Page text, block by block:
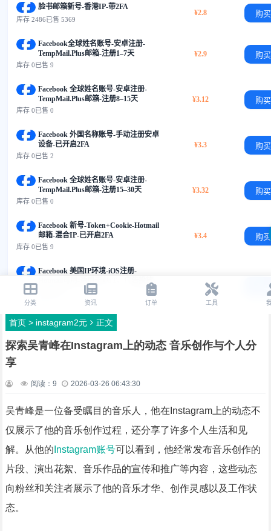
首页> instagram2元 正文
探索吴青峰在Instagram上的动态 音乐创作与个人分
享
阅读： 9 2026-03-26 06:43:30
吴青峰是一位备受瞩目的音乐人，他在Instagram上的动态不
仅展示了他的音乐创作过程，还分享了许多个人生活和见
解。从他的 Instagram账号可以看到，他经常发布音乐创作的
片段、演出花絮、音乐作品的宣传和推广等内容，这些动态
向粉丝和关注者展示了他的音乐才华、创作灵感以及工作状
态。